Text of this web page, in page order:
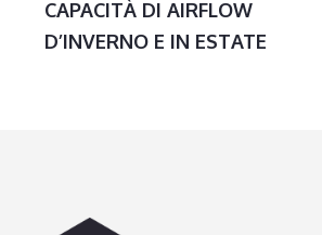
CAPACITÀ DI AIRFLOW
D’INVERNO E IN ESTATE